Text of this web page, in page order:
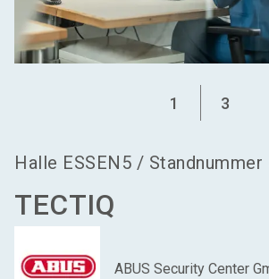
1 3
Halle ESSEN5 / Standnummer
TECTIQ
ABUS Security Center